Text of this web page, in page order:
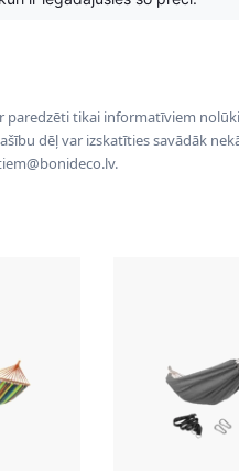
tikai informatīviem
dēļ var izskatīties savādāk